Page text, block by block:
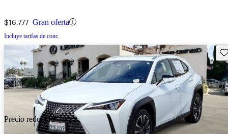
$16,777 Gran oferta
Incluye tarifas de conc.
Precio reducido